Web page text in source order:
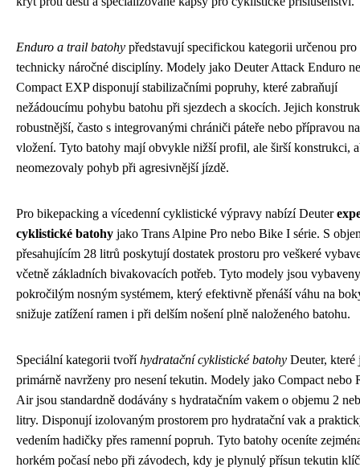
Enduro a trail batohy představují specifickou kategorii určenou pro
technicky náročné disciplíny. Modely jako Deuter Attack Enduro
Compact EXP disponují stabilizačními popruhy, které zabraňují
nežádoucímu pohybu batohu při sjezdech a skocích. Jejich
robustnější, často s integrovanými chrániči páteře nebo přípravou
vložení. Tyto batohy mají obvykle nižší profil, ale širší konstrukci,
neomezovaly pohyb při agresivnější jízdě.
Pro bikepacking a vícedenní cyklistické výpravy nabízí Deuter
cyklistické batohy jako Trans Alpine Pro nebo Bike I série. S
přesahujícím 28 litrů poskytují dostatek prostoru pro veškeré
včetně základních bivakovacích potřeb. Tyto modely jsou vybaveny
pokročilým nosným systémem, který efektivně přenáší váhu na
snižuje zatížení ramen i při delším nošení plně naloženého batohu.
Speciální kategorii tvoříhydratační cyklistické batohy Deuter, které
primárně navrženy pro nesení tekutin. Modely jako Compact nebo
Air jsou standardně dodávány s hydratačním vakem o objemu 2
litry. Disponují izolovaným prostorem pro hydratační vak a
vedením hadičky přes ramenní popruh. Tyto batohy oceníte
horkém počasí nebo při závodech, kdy je plynulý přísun tekutin